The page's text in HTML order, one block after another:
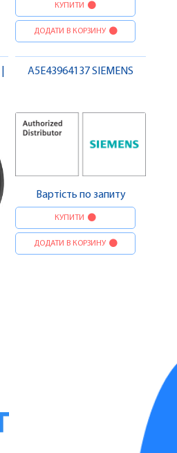
КУПИТИ
ДОДАТИ В КОРЗИНУ
A5E43964137 SIEMENS
Вартість по запиту
КУПИТИ
ДОДАТИ В КОРЗИНУ